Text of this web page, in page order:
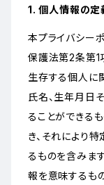
1. 個人情報の定
本プライバシー
保護法第2条第1
生存する個人に
氏名、生年月日
ることができる
き、それにより
るものを含みま
報を意味するもの